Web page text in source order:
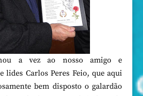
a vez ao nosso amigo e
lides Carlos Peres Feio, que aqui
bem disposto o galardão